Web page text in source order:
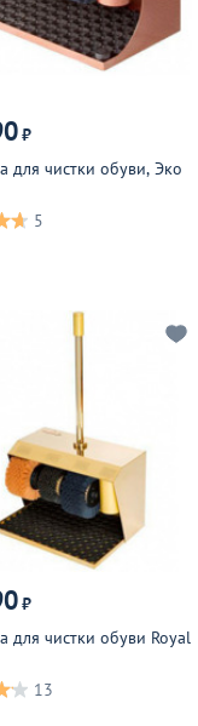
₽
для чистки обуви, Эко
5
₽
для чистки обуви Royal
13